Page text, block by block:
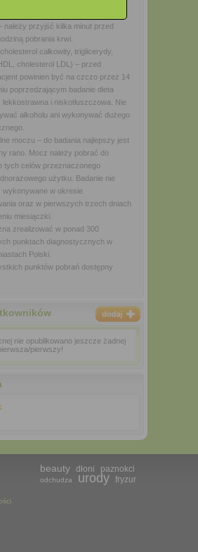
należy przyjść kilka minut przed
pobrania krwi.
całkowity, triglicerydy,
cholesterol LDL) – przed
powinien być na czczo przez 14
poprzedzającym badanie dieta
lekkostrawna i niskotłuszczowa. Nie
alkoholu ani wykonywać dużego
moczu – do badania najlepszy jest
rano. Mocz należy pobrać do
tych celów przeznaczonego
użytku. Badanie nie
wykonywane w okresie
oraz w pierwszych trzech dniach
miesiączki.
zrealizować w ponad 300
punktach diagnostycznych w
Polski.
punktów pobrań dostępny
nie opublikowano jeszcze żadnej
pierwszy!
beauty dłoni paznokci
odchudza urody fryzur